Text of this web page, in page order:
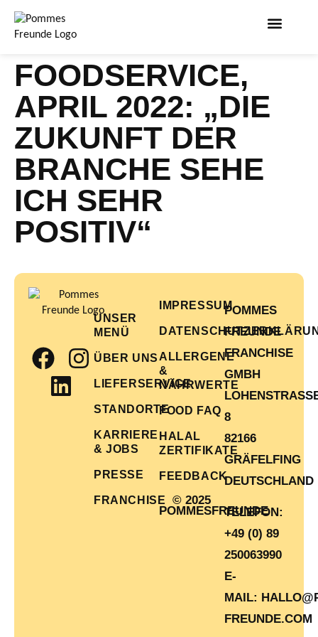
FOODSERVICE,
APRIL 2022: „DIE
ZUKUNFT DER
BRANCHE SEHE
ICH SEHR
POSITIV“
UNSER
MENÜ
ÜBER UNS
LIEFERSERVICE
STANDORTE
KARRIERE
& JOBS
PRESSE
FRANCHISE
IMPRESSUM
ALLERGENE
&
NÄHRWERTE
FOOD FAQ
HALAL
ZERTIFIKATE
FEEDBACK
© 2025
POMMESFREUNDE
POMMES
FREUNDE
FRANCHISE
GMBH
LOHENSTRASSE
82166
GRÄFELFING
DEUTSCHLAND
TELEFON:
+49 (0) 89
250063990
E-
MAIL:
FREUNDE.COM